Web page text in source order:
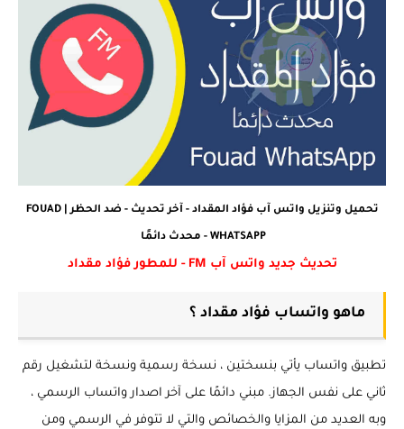
تحميل وتنزيل واتس آب فؤاد المقداد - آخر تحديث - ضد الحظر | FOUAD
WHATSAPP - محدث دائمًا
تحديث جديد واتس آب FM - للمطور فؤاد مقداد
ماهو واتساب فؤاد مقداد ؟
تطبيق واتساب يأتي بنسختين ، نسخة رسمية ونسخة لتشغيل رقم
ثاني على نفس الجهاز. مبني دائمًا على آخر اصدار واتساب الرسمي ،
وبه العديد من المزايا والخصائص والتي لا تتوفر في الرسمي ومن